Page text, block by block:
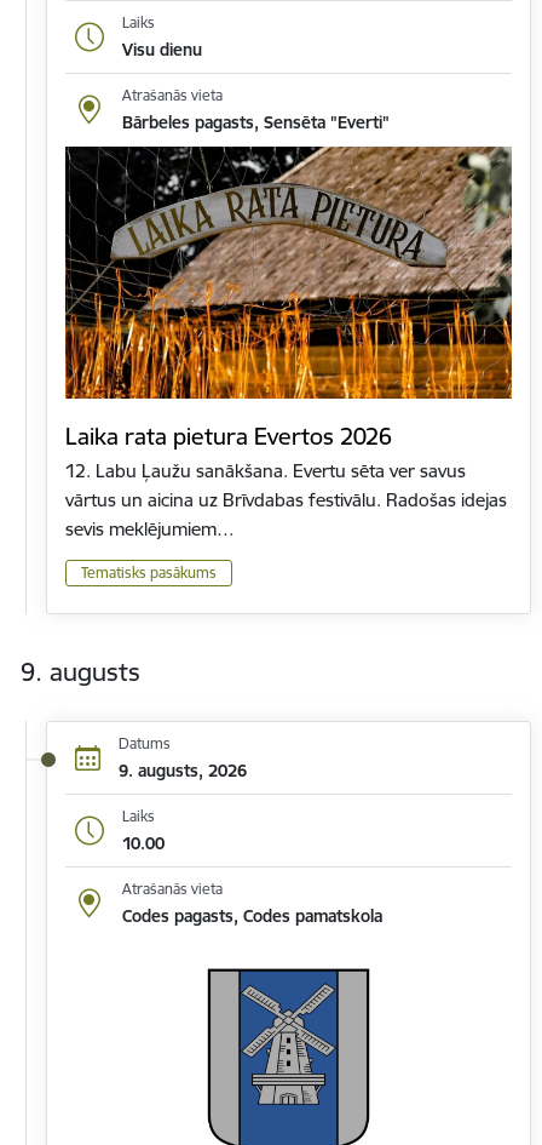
Laiks
Visu dienu
Atrašanās vieta
Bārbeles pagasts, Sensēta "Everti"
Laika rata pietura Evertos 2026
12. Labu Ļaužu sanākšana. Evertu sēta ver savus
vārtus un aicina uz Brīvdabas festivālu. Radošas idejas
sevis meklējumiem…
Tematisks pasākums
9. augusts
Datums
9. augusts, 2026
Laiks
10.00
Atrašanās vieta
Codes pagasts, Codes pamatskola